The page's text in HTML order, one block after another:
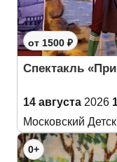
от 1500 ₽
Спектакль
14 августа 2026
Московский
0+